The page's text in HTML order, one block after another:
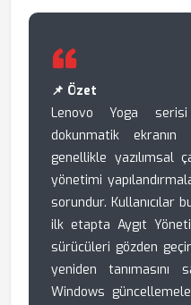
📌 Özet
Lenovo Yoga
dokunmatik ekranın
genellikle yazılımsal
yönetimi
sorundur. Kullanıcılar
ilk etapta Aygıt
sürücüleri gözden
yeniden tanımasını
Windows